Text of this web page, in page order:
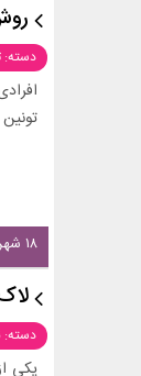
دسته:
۱۸ شهریور ۱۳۹۷ - ۱۳:۵۶
دسته:
یکی